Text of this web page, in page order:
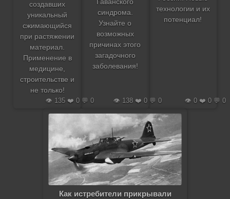
создавших
уникальный
сжимающийся
при растяжении
материал.
Применение в
медицине,
строительстве и
не только!
👁️ 135 ❤️ 0 💬 0
Гаванского
синдрома.
Узнайте о
возможных
причинах этого
загадочного
заболевания!
👁️ 138 ❤️ 0 💬 0
технологии и их
потенциал!
👁️ 0 ❤️ 0 💬 0
Как истребители прикрывали